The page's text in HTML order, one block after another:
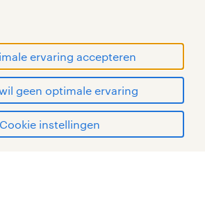
ervaring accepteren
geen optimale ervaring
Cookie instellingen
solliciteren
FORWARD en SHAPING THE
zijn geregistreerde
Randstad N.V.